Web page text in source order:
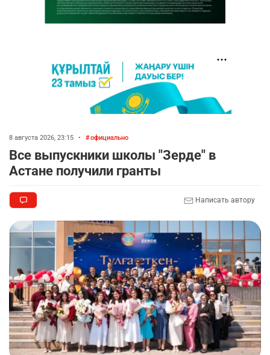
8 августа 2026, 23:15 • официально
Все выпускники школы "Зерде" в
Астане получили гранты
Написать автору